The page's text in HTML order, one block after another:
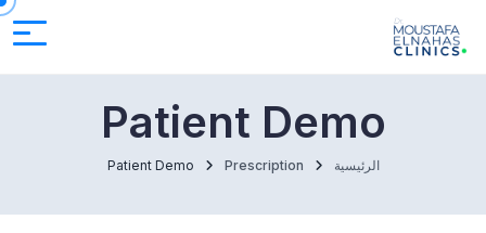
Patient Demo
الرئيسية Prescription
Patient Demo